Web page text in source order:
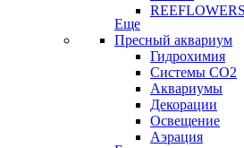
REEFLOWERS
Еще
Пресный аквариум
Гидрохимия
Системы СО2
Аквариумы
Декорации
Освещение
Аэрация